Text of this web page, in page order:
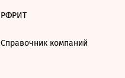
РФРИТ
Справочник компаний